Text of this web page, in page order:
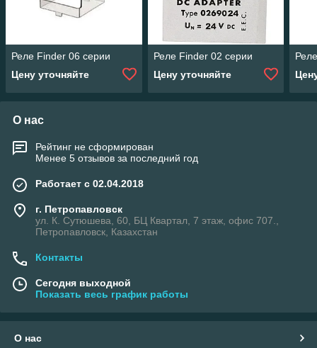
Реле Finder 06 серии
Цену уточняйте
Реле Finder 02 серии
Цену уточняйте
О нас
Рейтинг не сформирован
Менее 5 отзывов за последний год
Работает с 02.04.2018
г. Петропавловск
ул. К. Сутюшева, 60, БЦ Квартал, 7 этаж, офис 707.,
Петропавловск, Казахстан
Контакты
Сегодня выходной
Показать весь график работы
О нас